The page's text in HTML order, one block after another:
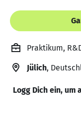
Praktikum,
Jülich,
Logg Dich ein, um